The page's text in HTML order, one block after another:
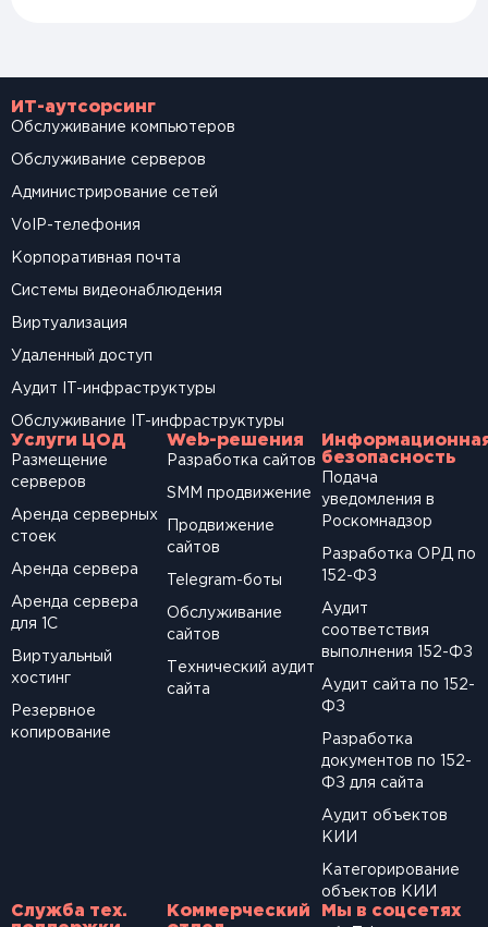
ИТ-аутсорсинг
Обслуживание компьютеров
Обслуживание серверов
Администрирование сетей
VoIP-телефония
Корпоративная почта
Системы видеонаблюдения
Виртуализация
Удаленный доступ
Аудит IT-инфраструктуры
Обслуживание IT-инфраструктуры
Услуги ЦОД
Размещение
серверов
Аренда серверных
стоек
Аренда сервера
Аренда сервера
для 1С
Виртуальный
хостинг
Резервное
копирование
Web-решения
Разработка сайтов
SМM продвижение
Продвижение
сайтов
Telegram-боты
Обслуживание
сайтов
Технический аудит
сайта
безопасность
Подача
уведомления в
Роскомнадзор
Разработка ОРД по
152-ФЗ
Аудит
соответствия
выполнения 152-ФЗ
Аудит сайта по 152-
ФЗ
Разработка
документов по 152-
ФЗ для сайта
Аудит объектов
КИИ
Категорирование
объектов КИИ
Служба тех.
Коммерческий
Мы в соцсетях